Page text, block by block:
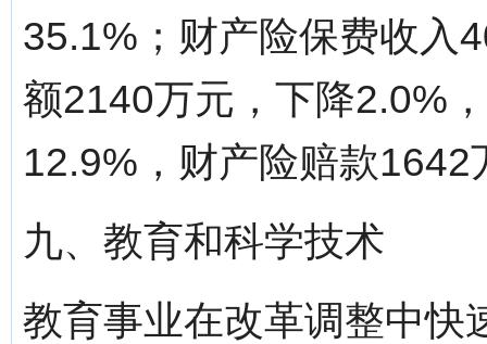
35.1%；财产险保费收入
额2140万元，下降2.0%
12.9%，财产险赔款1642
九、教育和科学技术
教育事业在改革调整中快